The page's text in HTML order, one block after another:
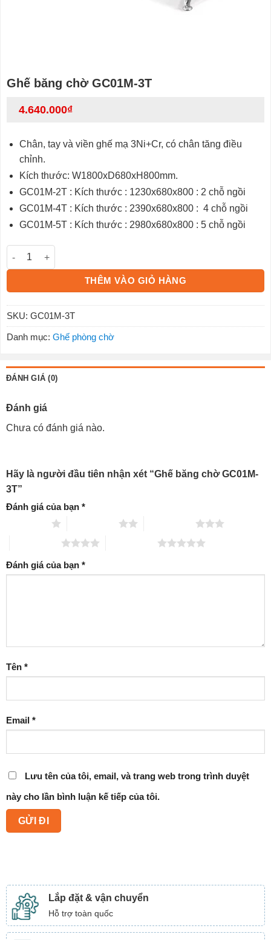
Ghế băng chờ GC01M-3T
4.640.000₫
Chân, tay và viền ghế mạ 3Ni+Cr, có chân tăng điều
chỉnh.
Kích thước: W1800xD680xH800mm.
GC01M-2T : Kích thước : 1230x680x800 : 2 chỗ ngồi
GC01M-4T : Kích thước : 2390x680x800 : 4 chỗ ngồi
GC01M-5T : Kích thước : 2980x680x800 : 5 chỗ ngồi
Ghế băng chờ GC01M-3T số lượng
THÊM VÀO GIỎ HÀNG
SKU: GC01M-3T
Danh mục: Ghế phòng chờ
ĐÁNH GIÁ (0)
Đánh giá
Chưa có đánh giá nào.
Hãy là người đầu tiên nhận xét “Ghế băng chờ GC01M-
3T”
Đánh giá của bạn *
Đánh giá của bạn *
Tên *
Email *
Lưu tên của tôi, email, và trang web trong trình duyệt
này cho lần bình luận kế tiếp của tôi.
Lắp đặt & vận chuyển
Hỗ trợ toàn quốc